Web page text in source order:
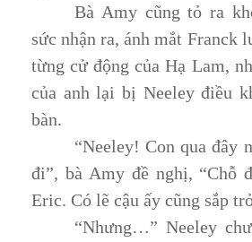
Bà Amy cũng tỏ ra
sức nhận ra, ánh mắt Franck
từng cử động của Hạ Lam,
của anh lại bị Neeley điều
bàn.
“Neeley! Con qua đây
đi”, bà Amy đề nghị, “Chỗ
Eric. Có lẽ cậu ấy cũng sắp
“Nhưng…” Neeley